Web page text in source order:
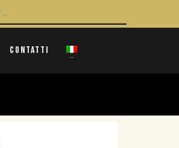
Contatti